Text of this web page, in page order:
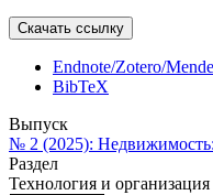
Скачать ссылку
Endnote/Zotero/
BibTeX
Выпуск
№ 2 (2025):
Раздел
Технология и организация